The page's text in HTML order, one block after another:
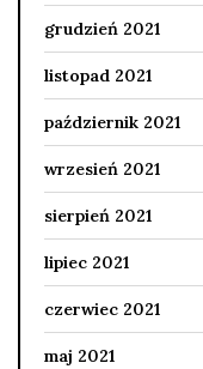
grudzień 2021
listopad 2021
październik 2021
wrzesień 2021
sierpień 2021
lipiec 2021
czerwiec 2021
maj 2021